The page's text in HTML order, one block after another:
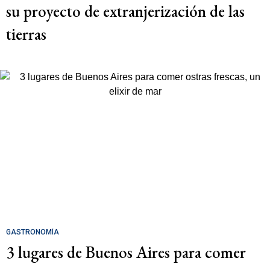
su proyecto de extranjerización de las
tierras
GASTRONOMÍA
3 lugares de Buenos Aires para comer